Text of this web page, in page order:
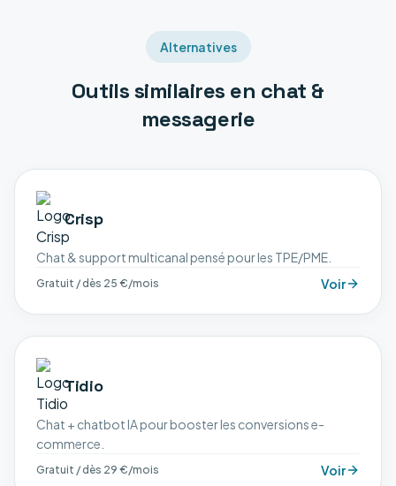
Alternatives
Outils similaires en chat &
messagerie
Crisp
Chat & support multicanal pensé pour les TPE/PME.
Gratuit / dès 25 €/mois Voir
Tidio
Chat + chatbot IA pour booster les conversions e-
commerce.
Gratuit / dès 29 €/mois Voir